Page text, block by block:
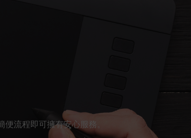
流程即可擁有安心服務。